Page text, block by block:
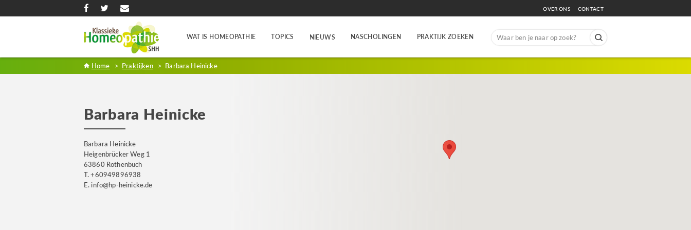
OVER ONS CONTACT
WAT IS HOMEOPATHIE TOPICS NIEUWS NASCHOLINGEN PRAKTIJK ZOEKEN
Search
Home > Praktijken > Barbara Heinicke
Barbara Heinicke
Barbara Heinicke
Heigenbrücker Weg 1
63860 Rothenbuch
T. +60949896938
E. info@hp-heinicke.de